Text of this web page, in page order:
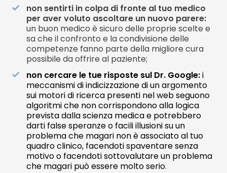
non sentirti in colpa di fronte al tuo medico
per aver voluto ascoltare un nuovo parere:
un buon medico è sicuro delle proprie scelte e
sa che il confronto e la condivisione delle
competenze fanno parte della migliore cura
possibile da offrire al paziente;
non cercare le tue risposte sul Dr. Google:i
meccanismi di indicizzazione di un argomento
sui motori di ricerca presenti nel web seguono
algoritmi che non corrispondono alla logica
prevista dalla scienza medica e potrebbero
darti false speranze o facili illusioni su un
problema che magari non è associato al tuo
quadro clinico, facendoti spaventare senza
motivo o facendoti sottovalutare un problema
che magari può essere molto serio.